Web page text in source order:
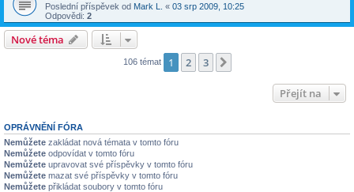
Poslední příspěvek od Mark L. « 03 srp 2009, 10:25
Odpovědi: 2
Nové téma
106 témat 1 2 3
Přejít na
OPRÁVNĚNÍ FÓRA
Nemůžete zakládat nová témata v tomto fóru
Nemůžete odpovídat v tomto fóru
Nemůžete upravovat své příspěvky v tomto fóru
Nemůžete mazat své příspěvky v tomto fóru
Nemůžete přikládat soubory v tomto fóru